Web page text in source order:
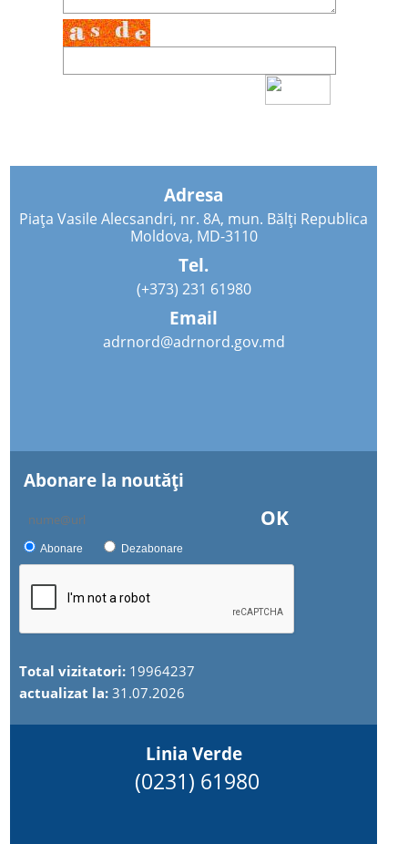
Adresa
Piața Vasile Alecsandri, nr. 8A, mun. Bălți Republica
Moldova, MD-3110
Tel.
(+373) 231 61980
Email
adrnord@adrnord.gov.md
Abonare la noutăţi
OK
Abonare Dezabonare
Total vizitatori: 19964237
actualizat la:31.07.2026
Linia Verde
(0231) 61980